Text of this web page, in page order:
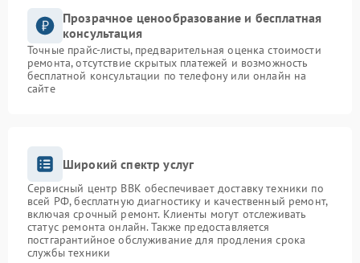
Прозрачное ценообразование и бесплатная
консультация
Точные прайс-листы, предварительная оценка стоимости
ремонта, отсутствие скрытых платежей и возможность
бесплатной консультации по телефону или онлайн на
сайте
Широкий спектр услуг
Сервисный центр BBK обеспечивает доставку техники по
всей РФ, бесплатную диагностику и качественный ремонт,
включая срочный ремонт. Клиенты могут отслеживать
статус ремонта онлайн. Также предоставляется
постгарантийное обслуживание для продления срока
службы техники